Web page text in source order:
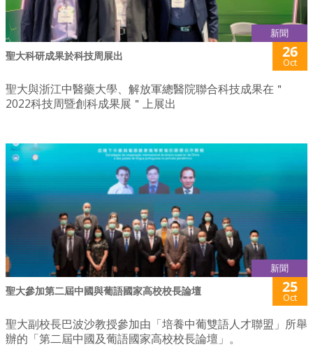
新聞
聖大科研成果於科技周展出 26
Oct
聖大與浙江中醫藥大學、解放軍總醫院聯合科技成果在＂
2022科技周暨創科成果展＂上展出
新聞
聖大參加第二屆中國與葡語國家高校校長論壇 25
Oct
聖大副校長巴波沙教授參加由「培養中葡雙語人才聯盟」所舉
辦的「第二屆中國及葡語國家高校校長論壇」。